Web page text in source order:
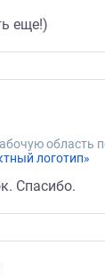
еще!)
область
логотип»
Спасибо.